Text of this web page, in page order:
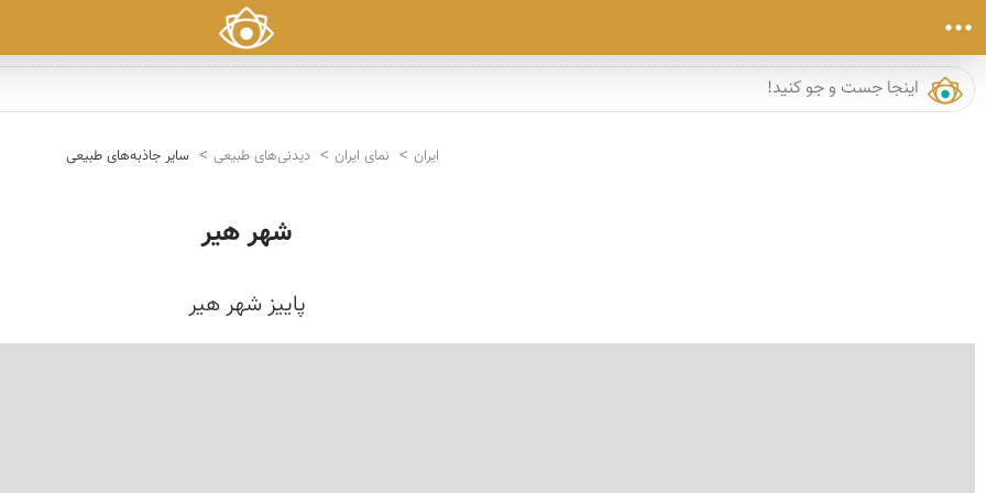
ایران نمای ایران دیدنی‌های طبیعی سایر جاذبه‌های طبیعی
شهر هیر
پاییز شهر هیر